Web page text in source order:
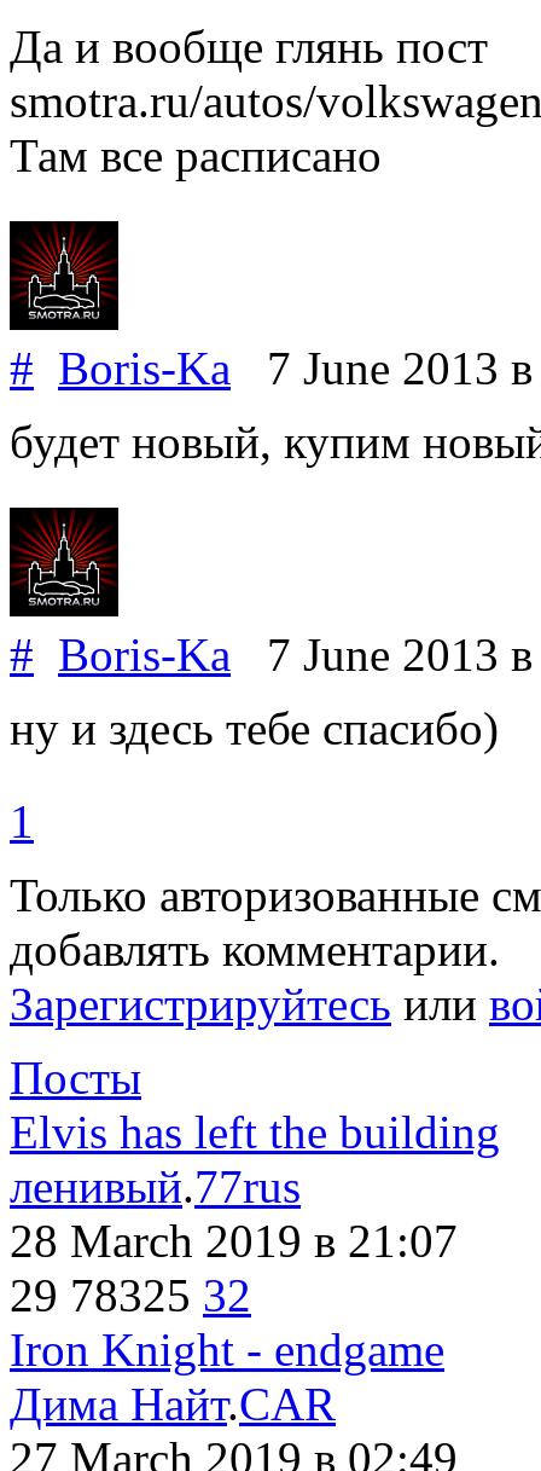
Да и вообще глянь пост
smotra.ru/autos/
Там все расписано
# Boris-Ka 7 June 2013
будет новый, купим
# Boris-Ka 7 June 2013
ну и здесь тебе спасибо)
1
Только авторизованные
добавлять комментарии.
Зарегистрируйтесь или
Посты
Elvis has left the building
ленивый.77rus
28 March 2019 в 21:07
29 78325 32
Iron Knight - endgame
Дима Найт.CAR
27 March 2019 в 02:49